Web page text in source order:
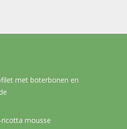
met boterbonen en
ricotta mousse